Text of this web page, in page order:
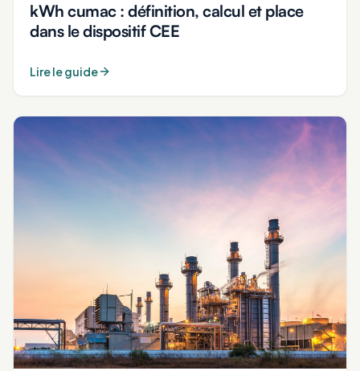
kWh cumac : définition, calcul et place
dans le dispositif CEE
Lire le guide